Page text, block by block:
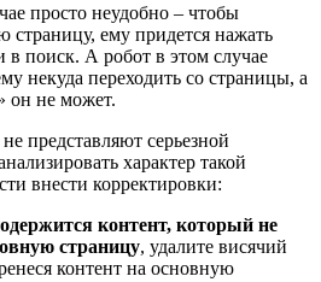
просто неудобно – чтобы
страницу, ему придется нажать
в поиск. А робот в этом случае
некуда переходить со страницы, а
он не может.
представляют серьезной
характер такой
внести корректировки:
контент, который не
страницу, удалите висячий
контент на основную